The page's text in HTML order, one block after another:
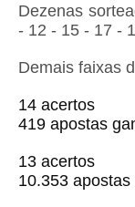
Dezenas
- 12 - 15 - 17 -
Demais faixas
14 acertos
419 apostas
13 acertos
10.353